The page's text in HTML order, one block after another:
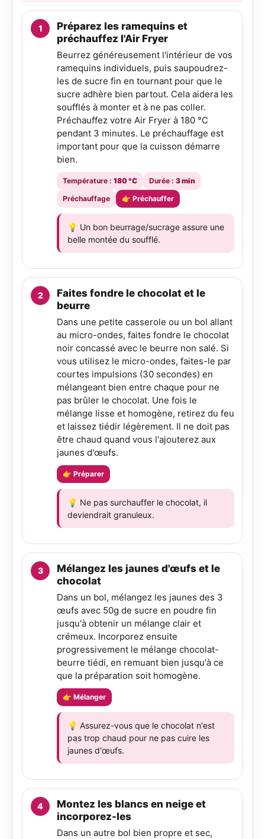
Préparez les ramequins et
préchauffez l'Air Fryer
Beurrez généreusement l'intérieur de vos
ramequins individuels, puis saupoudrez-
les de sucre fin en tournant pour que le
sucre adhère bien partout. Cela aidera les
soufflés à monter et à ne pas coller.
Préchauffez votre Air Fryer à 180 °C
pendant 3 minutes. Le préchauffage est
important pour que la cuisson démarre
bien.
Température : 180 °C Durée : 3 min
Préchauffage
👉 Préchauffer
💡 Un bon beurrage/sucrage assure une
belle montée du soufflé.
Faites fondre le chocolat et le
beurre
Dans une petite casserole ou un bol allant
au micro-ondes, faites fondre le chocolat
noir concassé avec le beurre non salé. Si
vous utilisez le micro-ondes, faites-le par
courtes impulsions (30 secondes) en
mélangeant bien entre chaque pour ne
pas brûler le chocolat. Une fois le
mélange lisse et homogène, retirez du feu
et laissez tiédir légèrement. Il ne doit pas
être chaud quand vous l'ajouterez aux
jaunes d'œufs.
👉 Préparer
💡 Ne pas surchauffer le chocolat, il
deviendrait granuleux.
Mélangez les jaunes d'œufs et le
chocolat
Dans un bol, mélangez les jaunes des 3
œufs avec 50g de sucre en poudre fin
jusqu'à obtenir un mélange clair et
crémeux. Incorporez ensuite
progressivement le mélange chocolat-
beurre tiédi, en remuant bien jusqu'à ce
que la préparation soit homogène.
👉 Mélanger
💡 Assurez-vous que le chocolat n'est
pas trop chaud pour ne pas cuire les
jaunes d'œufs.
Montez les blancs en neige et
incorporez-les
Dans un autre bol bien propre et sec,